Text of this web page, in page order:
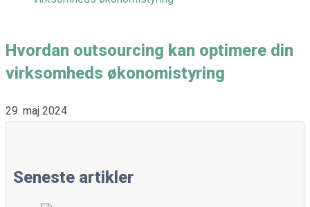
Hvordan outsourcing kan optimere din
virksomheds økonomistyring
29. maj 2024
Seneste artikler